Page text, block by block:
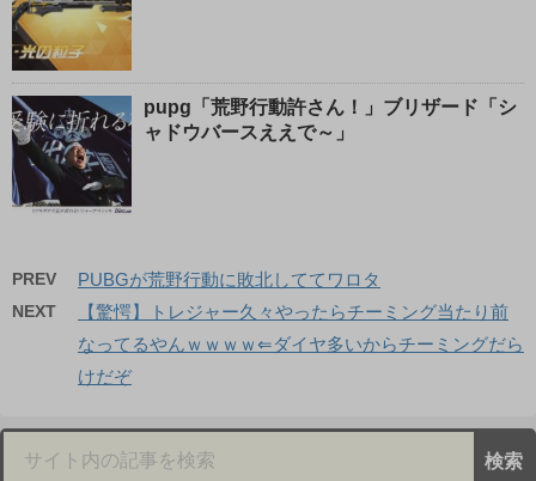
pupg「荒野行動許さん！」ブリザード「シ
ャドウバースええで～」
PREV PUBGが荒野行動に敗北しててワロタ
NEXT
【驚愕】トレジャー久々やったらチーミング当たり前
なってるやんｗｗｗｗ⇐ダイヤ多いからチーミングだら
けだぞ